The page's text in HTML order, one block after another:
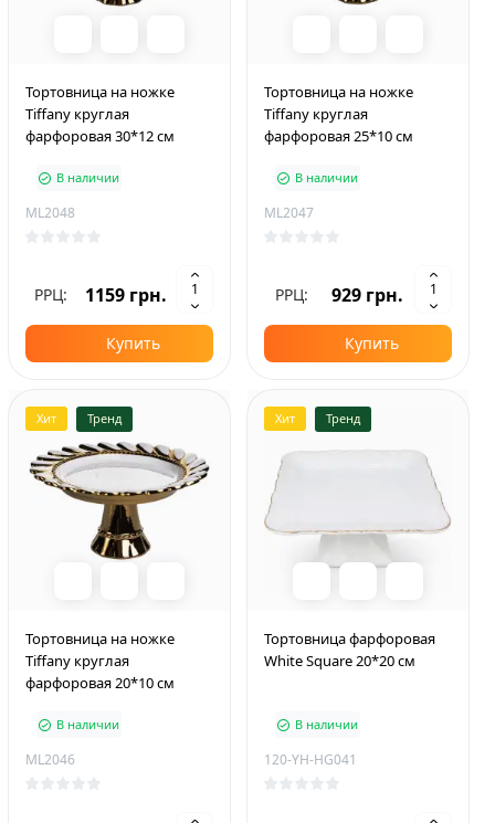
Тортовница на ножке
Tiffany круглая
фарфоровая 30*12 см
В наличии
ML2048
РРЦ: 1159 грн.
Купить
Тортовница на ножке
Tiffany круглая
фарфоровая 25*10 см
В наличии
ML2047
РРЦ: 929 грн.
Купить
Хит Тренд
Тортовница на ножке
Tiffany круглая
фарфоровая 20*10 см
В наличии
ML2046
Хит Тренд
Тортовница фарфоровая
White Square 20*20 cм
В наличии
120-YH-HG041